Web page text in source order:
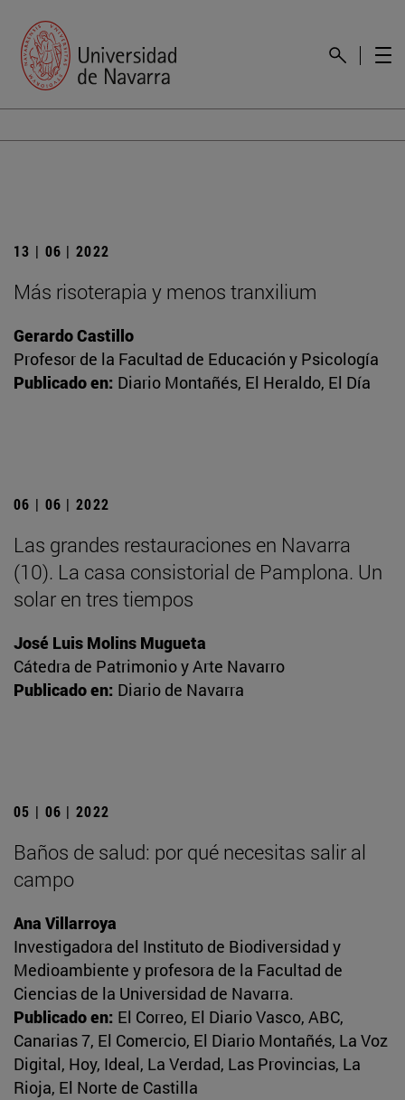
13 | 06 | 2022
Más risoterapia y menos tranxilium
Gerardo Castillo
Profesor de la Facultad de Educación y Psicología
Publicado en: Diario Montañés, El Heraldo, El Día
06 | 06 | 2022
Las grandes restauraciones en Navarra
(10). La casa consistorial de Pamplona. Un
solar en tres tiempos
José Luis Molins Mugueta
Cátedra de Patrimonio y Arte Navarro
Publicado en: Diario de Navarra
05 | 06 | 2022
Baños de salud: por qué necesitas salir al
campo
Ana Villarroya
Investigadora del Instituto de Biodiversidad y
Medioambiente y profesora de la Facultad de
Ciencias de la Universidad de Navarra.
Publicado en: El Correo, El Diario Vasco, ABC,
Canarias 7, El Comercio, El Diario Montañés, La Voz
Digital, Hoy, Ideal, La Verdad, Las Provincias, La
Rioja, El Norte de Castilla